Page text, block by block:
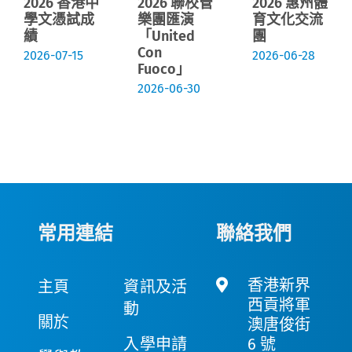
學文憑試成
績
2026-07-15
樂團匯演
「United
Con
Fuoco」
2026-06-30
育文化交流
團
2026-06-28
常用連結
主頁
關於
資訊及活
動
入學申請
聯絡我們
香港新界
西貢將軍
澳唐俊街
6 號